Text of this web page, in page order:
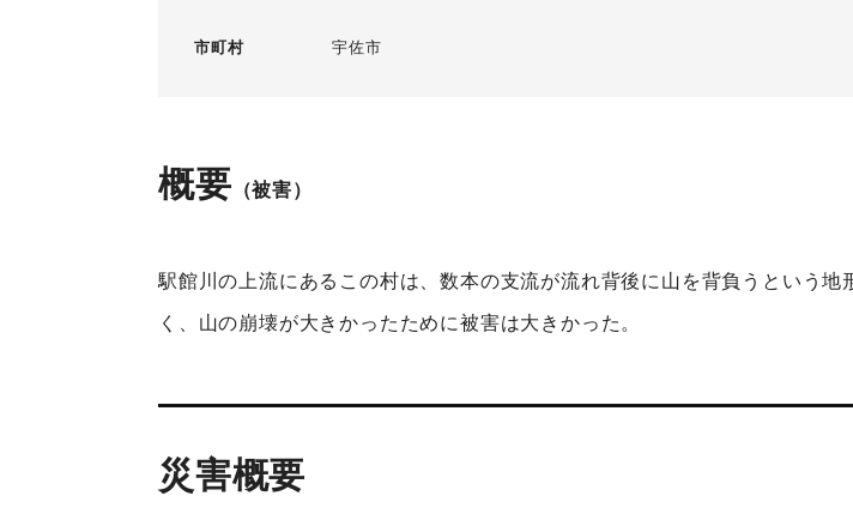
市町村 宇佐市
概要 （被害）
駅館川の上流にあるこの村は、数本の支流が流れ背後に山を背負うという
く、山の崩壊が大きかったために被害は大きかった。
災害概要